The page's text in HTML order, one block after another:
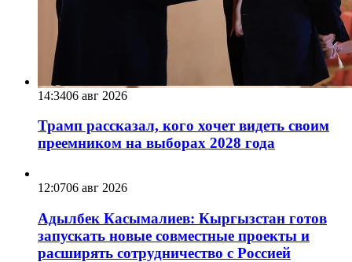
14:3406 авг 2026
Трамп рассказал, кого хочет видеть своим
преемником на выборах 2028 года
12:0706 авг 2026
Адылбек Касымалиев: Кыргызстан готов
запускать новые совместные проекты и
расширять сотрудничество с Россией